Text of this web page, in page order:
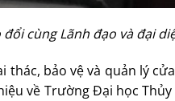
cùng Lãnh đạo và đại
bảo vệ và quản lý
về Trường Đại học